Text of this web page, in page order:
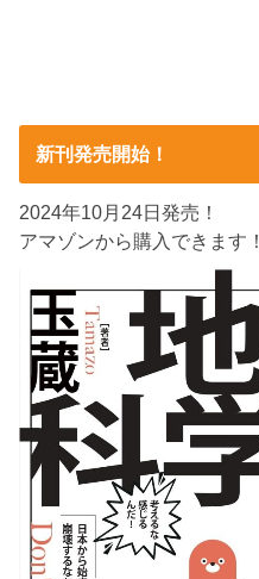
新刊発売開始！
2024年10月24日発売！
アマゾンから購入できます！